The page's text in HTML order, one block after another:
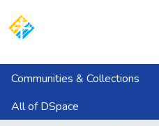
Communities & Collections
All of DSpace